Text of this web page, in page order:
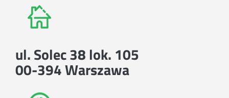
ul. Solec 38 lok. 105
00-394 Warszawa